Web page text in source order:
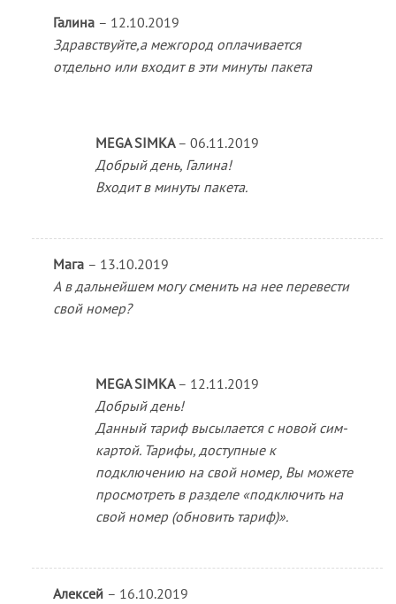
Галина – 12.10.2019
Здравствуйте,а межгород оплачивается
отдельно или входит в эти минуты пакета
MEGA SIMKA – 06.11.2019
Добрый день, Галина!
Входит в минуты пакета.
Мага – 13.10.2019
А в дальнейшем могу сменить на нее перевести
свой номер?
MEGA SIMKA – 12.11.2019
Добрый день!
Данный тариф высылается с новой сим-
картой. Тарифы, доступные к
подключению на свой номер, Вы можете
просмотреть в разделе «подключить на
свой номер (обновить тариф)».
Алексей – 16.10.2019